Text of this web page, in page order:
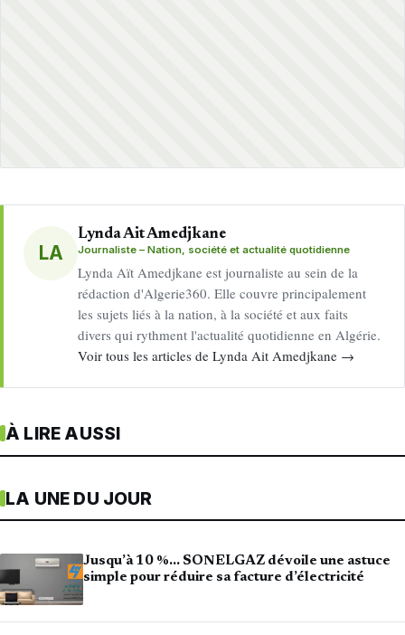
LA
Lynda Ait Amedjkane
Journaliste – Nation, société et actualité quotidienne
Lynda Aït Amedjkane est journaliste au sein de la
rédaction d'Algerie360. Elle couvre principalement
les sujets liés à la nation, à la société et aux faits
divers qui rythment l'actualité quotidienne en Algérie.
Voir tous les articles de Lynda Ait Amedjkane →
À LIRE AUSSI
LA UNE DU JOUR
Jusqu’à 10 %… SONELGAZ dévoile une astuce
simple pour réduire sa facture d’électricité